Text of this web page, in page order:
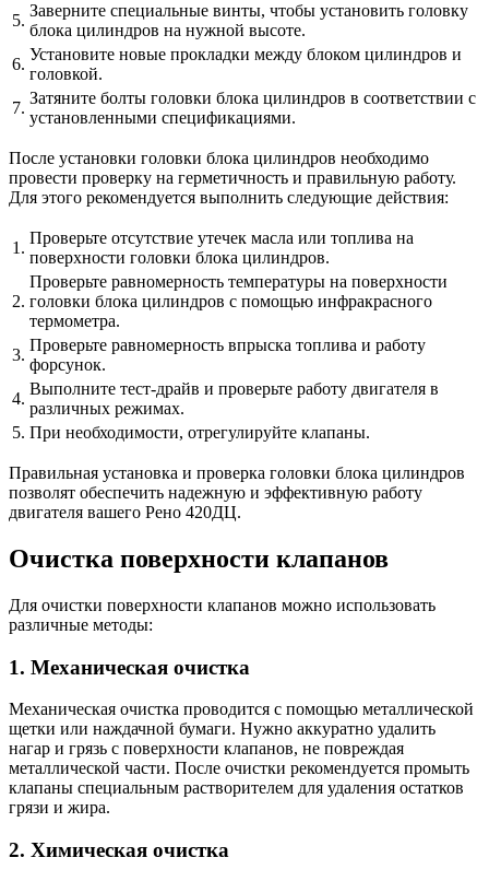
5.
Заверните специальные винты, чтобы установить головку
блока цилиндров на нужной высоте.
6.
Установите новые прокладки между блоком цилиндров и
головкой.
7.
Затяните болты головки блока цилиндров в соответствии с
установленными спецификациями.
После установки головки блока цилиндров необходимо
провести проверку на герметичность и правильную работу.
Для этого рекомендуется выполнить следующие действия:
1.
Проверьте отсутствие утечек масла или топлива на
поверхности головки блока цилиндров.
2.
Проверьте равномерность температуры на поверхности
головки блока цилиндров с помощью инфракрасного
термометра.
3.
Проверьте равномерность впрыска топлива и работу
форсунок.
4.
Выполните тест-драйв и проверьте работу двигателя в
различных режимах.
5. При необходимости, отрегулируйте клапаны.
Правильная установка и проверка головки блока цилиндров
позволят обеспечить надежную и эффективную работу
двигателя вашего Рено 420ДЦ.
Очистка поверхности клапанов
Для очистки поверхности клапанов можно использовать
различные методы:
1. Механическая очистка
Механическая очистка проводится с помощью металлической
щетки или наждачной бумаги. Нужно аккуратно удалить
нагар и грязь с поверхности клапанов, не повреждая
металлической части. После очистки рекомендуется промыть
клапаны специальным растворителем для удаления остатков
грязи и жира.
2. Химическая очистка